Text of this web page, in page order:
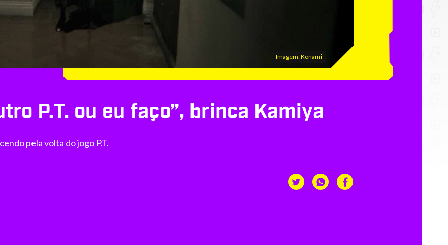
Imagem: Konami
P.T. ou eu faço”, brinca Kamiya
pela volta do jogo P.T.